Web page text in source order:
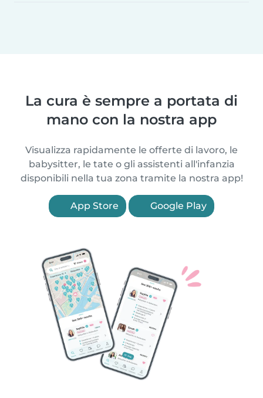
La cura è sempre a portata di
mano con la nostra app
Visualizza rapidamente le offerte di lavoro, le
babysitter, le tate o gli assistenti all'infanzia
disponibili nella tua zona tramite la nostra app!
App Store Google Play